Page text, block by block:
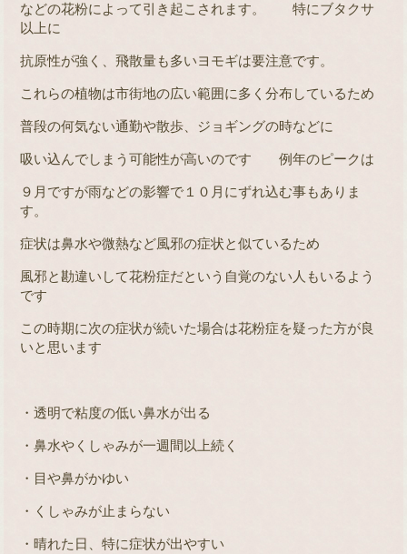
などの花粉によって引き起こされます。 特にブタクサ
以上に
抗原性が強く、飛散量も多いヨモギは要注意です。
これらの植物は市街地の広い範囲に多く分布しているため
普段の何気ない通勤や散歩、ジョギングの時などに
吸い込んでしまう可能性が高いのです 例年のピークは
９月ですが雨などの影響で１０月にずれ込む事もありま
す。
症状は鼻水や微熱など風邪の症状と似ているため
風邪と勘違いして花粉症だという自覚のない人もいるよう
です
この時期に次の症状が続いた場合は花粉症を疑った方が良
いと思います
・透明で粘度の低い鼻水が出る
・鼻水やくしゃみが一週間以上続く
・目や鼻がかゆい
・くしゃみが止まらない
・晴れた日、特に症状が出やすい